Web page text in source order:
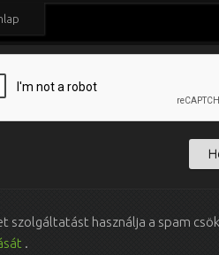
szolgáltatást használja a spam
.